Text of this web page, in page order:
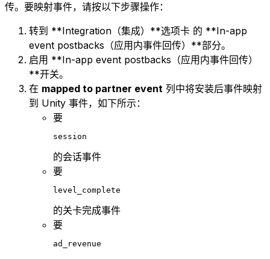
传。要映射事件，请按以下步骤操作：
转到 **Integration（集成）**选项卡 的 **In-app
event postbacks（应用内事件回传）**部分。
启用 **In-app event postbacks（应用内事件回传）
**开关。
在 mapped to partner event 列中将安装后事件映射
到 Unity 事件，如下所示：
要
session
的会话事件
要
level_complete
的关卡完成事件
要
ad_revenue